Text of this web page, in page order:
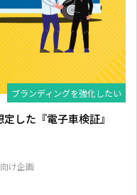
ブランディングを強化したい
した『電子車検証』
け企画